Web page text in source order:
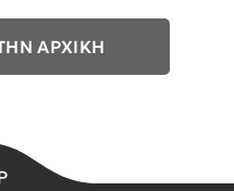
ΑΡΧΙΚΗ